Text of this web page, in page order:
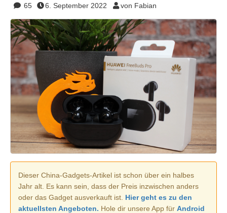
65 6. September 2022 von Fabian
Dieser China-Gadgets-Artikel ist schon über ein halbes
Jahr alt. Es kann sein, dass der Preis inzwischen anders
oder das Gadget ausverkauft ist. Hier geht es zu den
aktuellsten Angeboten. Hole dir unsere App für Android